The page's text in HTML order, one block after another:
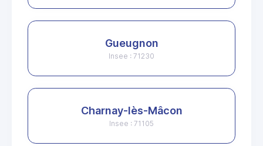
Gueugnon
Insee : 71230
Charnay-lès-Mâcon
Insee : 71105